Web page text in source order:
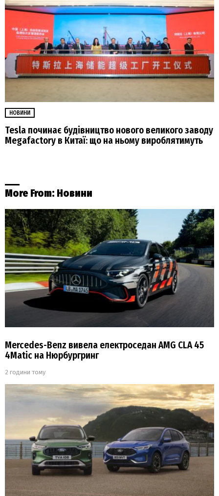
НОВИНИ
Tesla починає будівництво нового великого заводу
Megafactory в Китаї: що на ньому вироблятимуть
More From: Новини
Mercedes-Benz вивела електроседан AMG CLA 45
4Matic на Нюрбургринг
2 години тому